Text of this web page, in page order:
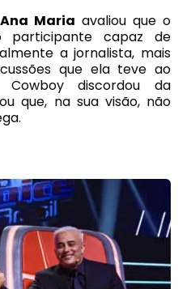
Ana Maria avaliou que o
participante capaz de
a jornalista, mais
que ela teve ao
discordou da
que, na sua visão, não